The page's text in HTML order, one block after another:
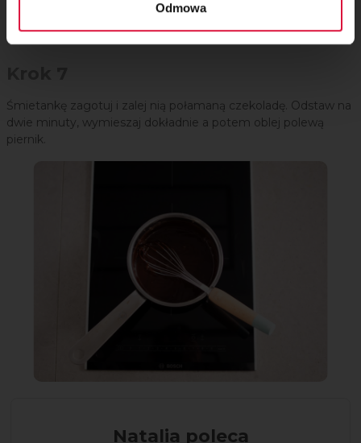
Odmowa
Polewa czekoladowa:
Śmietankę zagotuj i zalej nią połamaną czekoladę. Odstaw na
dwie minuty, wymieszaj dokładnie a potem oblej polewą
piernik.
Natalia poleca